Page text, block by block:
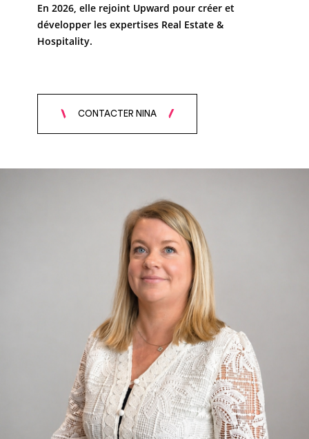
En 2026, elle rejoint Upward pour créer et
développer les expertises Real Estate &
Hospitality.
CONTACTER NINA